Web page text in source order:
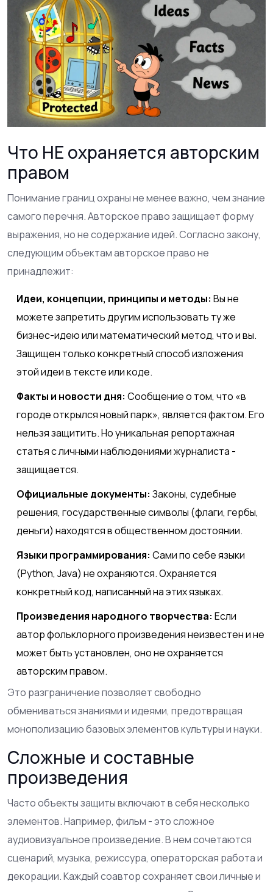
Что НЕ охраняется авторским
правом
Понимание границ охраны не менее важно, чем знание
самого перечня. Авторское право защищает форму
выражения, но не содержание идей. Согласно закону,
следующим объектам авторское право не
принадлежит:
Идеи, концепции, принципы и методы: Вы не
можете запретить другим использовать ту же
бизнес-идею или математический метод, что и вы.
Защищен только конкретный способ изложения
этой идеи в тексте или коде.
Факты и новости дня: Сообщение о том, что «в
городе открылся новый парк», является фактом. Его
нельзя защитить. Но уникальная репортажная
статья с личными наблюдениями журналиста -
защищается.
Официальные документы: Законы, судебные
решения, государственные символы (флаги, гербы,
деньги) находятся в общественном достоянии.
Языки программирования: Сами по себе языки
(Python, Java) не охраняются. Охраняется
конкретный код, написанный на этих языках.
Произведения народного творчества: Если
автор фольклорного произведения неизвестен и не
может быть установлен, оно не охраняется
авторским правом.
Это разграничение позволяет свободно
обмениваться знаниями и идеями, предотвращая
монополизацию базовых элементов культуры и науки.
Сложные и составные
произведения
Часто объекты защиты включают в себя несколько
элементов. Например, фильм - это сложное
аудиовизуальное произведение. В нем сочетаются
сценарий, музыка, режиссура, операторская работа и
декорации. Каждый соавтор сохраняет свои личные и